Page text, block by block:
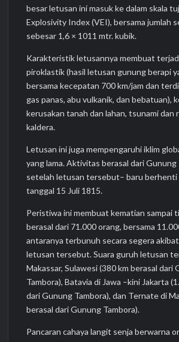
besar letusan ini masuk ke dalam skala
Explosivity Index (VEI), bersama jumlah
sebesar 1,6 × 1011 mtr. kubik.
Karakteristik letusannya membuat
piroklastik (hasil letusan gunung berapi
bersama kecepatan 700 km/jam dan
gas panas, abu vulkanik, dan bebatuan),
kerusakan tanah dan lahan, tsunami dan
kaldera.
Letusan ini juga mempengaruhi iklim
yang lama. Aktivitas berasal dari Gunung
setelah letusan tersebut– baru berhenti
tanggal 15 Juli 1815.
Peristiwa ini membuat kematian sampai
berasal dari 71.000 orang, bersama
antaranya terbunuh secara segera
letusan tersebut. Suara guruh letusan
Makassar, Sulawesi (380 km berasal dari
Tambora), Batavia di Jawa –kini Jakarta
dari Gunung Tambora), dan Ternate di
berasal dari Gunung Tambora).
Pancaran cahaya langit senja berwarna